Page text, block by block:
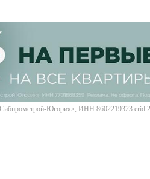
Югория», ИНН 8602219323